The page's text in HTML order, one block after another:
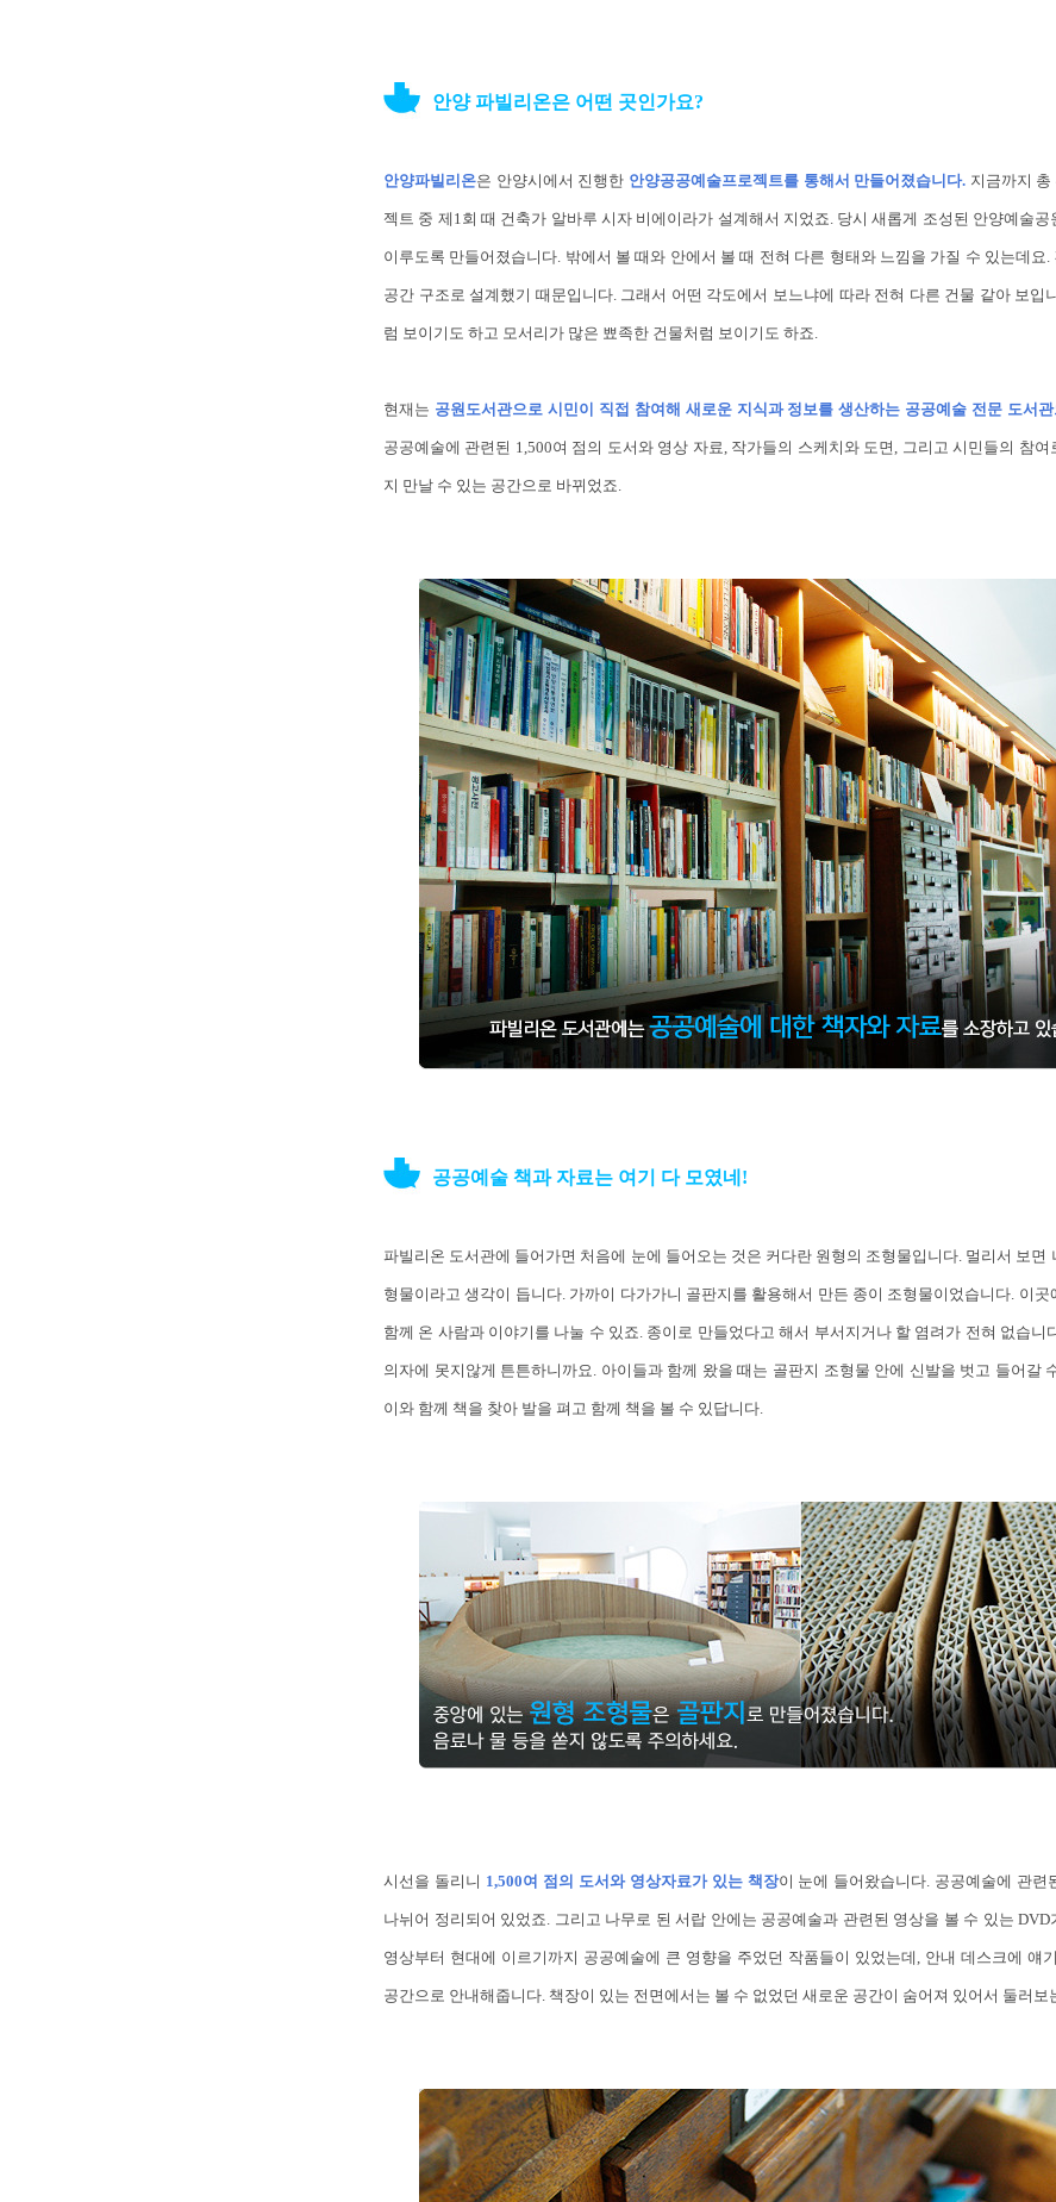
안양 파빌리온은 어떤 곳인가요?
안양파빌리온은 안양시에서 진행한 안양공공예술프로젝트를 통해서 만들어졌습니다. 지금까지
젝트 중 제1회 때 건축가 알바루 시자 비에이라가 설계해서 지었죠. 당시 새롭게 조성된 안양예술공
이루도록 만들어졌습니다. 밖에서 볼 때와 안에서 볼 때 전혀 다른 형태와 느낌을 가질 수 있는데요.
공간 구조로 설계했기 때문입니다. 그래서 어떤 각도에서 보느냐에 따라 전혀 다른 건물 같아 보입
럼 보이기도 하고 모서리가 많은 뾰족한 건물처럼 보이기도 하죠.
현재는 공원도서관으로 시민이 직접 참여해 새로운 지식과 정보를 생산하는 공공예술 전문 도서
공공예술에 관련된 1,500여 점의 도서와 영상 자료, 작가들의 스케치와 도면, 그리고 시민들의 참
지 만날 수 있는 공간으로 바뀌었죠.
공공예술 책과 자료는 여기 다 모였네!
파빌리온 도서관에 들어가면 처음에 눈에 들어오는 것은 커다란 원형의 조형물입니다. 멀리서 보면
형물이라고 생각이 듭니다. 가까이 다가가니 골판지를 활용해서 만든 종이 조형물이었습니다. 이
함께 온 사람과 이야기를 나눌 수 있죠. 종이로 만들었다고 해서 부서지거나 할 염려가 전혀 없습니
의자에 못지않게 튼튼하니까요. 아이들과 함께 왔을 때는 골판지 조형물 안에 신발을 벗고 들어갈
이와 함께 책을 찾아 발을 펴고 함께 책을 볼 수 있답니다.
시선을 돌리니 1,500여 점의 도서와 영상자료가 있는 책장이 눈에 들어왔습니다. 공공예술에 관련
나뉘어 정리되어 있었죠. 그리고 나무로 된 서랍 안에는 공공예술과 관련된 영상을 볼 수 있는 DVD
영상부터 현대에 이르기까지 공공예술에 큰 영향을 주었던 작품들이 있었는데, 안내 데스크에 얘
공간으로 안내해줍니다. 책장이 있는 전면에서는 볼 수 없었던 새로운 공간이 숨어져 있어서 둘러보